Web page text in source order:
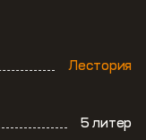
Лестория
5 литер